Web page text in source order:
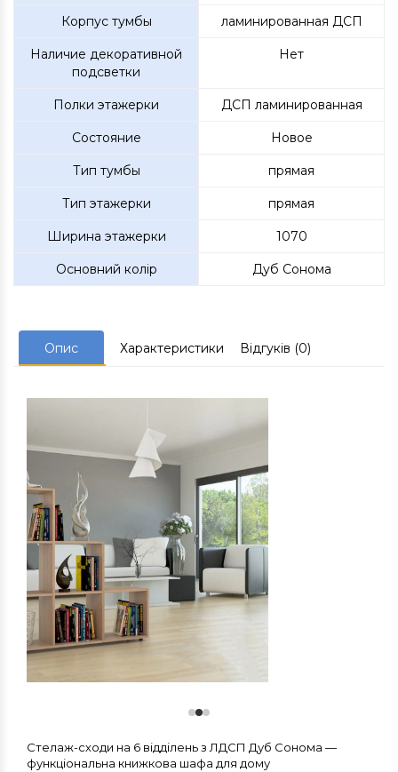
Корпус тумбы ламинированная ДСП
Наличие декоративной
подсветки
Нет
Полки этажерки ДСП ламинированная
Состояние Новое
Тип тумбы прямая
Тип этажерки прямая
Ширина этажерки 1070
Основний колір Дуб Сонома
Опис Характеристики Відгуків (0)
Стелаж-сходи на 6 відділень з ЛДСП Дуб Сонома —
функціональна книжкова шафа для дому